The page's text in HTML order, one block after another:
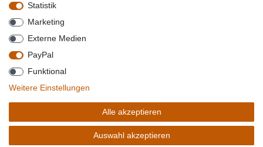
*Alle Preise verstehen sich inkl. MwSt. zzgl. Versandkosten. **Gilt für Lieferungen
innerhalb deutschlands, Lieferzeiten für andere Länder entnehmen Sie bitte der
Schaltfäche mit denVersandinformationen. *** Bei den ausgewiesenen Versandkosten
handelt es sich um die StandardVersandkostenfür Deutschland, diese ändern sich je
nach Auswahl Ihres Lieferlandes.
Copyright 2020 © Mega-Paradies GmbH | Alle Rechte vorbehalten.
Statistik
Marketing
Externe Medien
PayPal
Funktional
Weitere Einstellungen
Alle akzeptieren
Auswahl akzeptieren